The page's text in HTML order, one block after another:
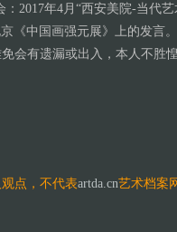
2017年4月“西安美院-当代艺
《中国画强元展》上的发言
会有遗漏或出入，本人不胜
点，不代表artda.cn艺术档案